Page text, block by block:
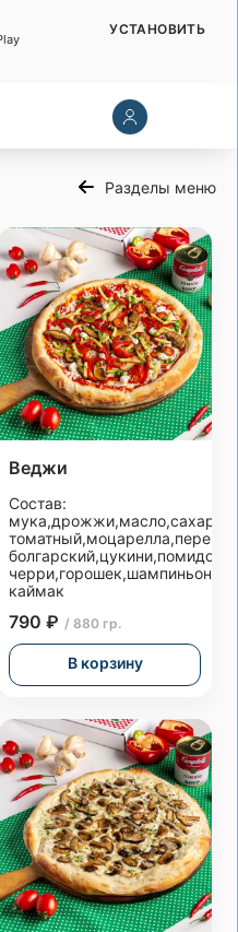
Разделы меню
Веджи
Состав:
томатный,моцарелла,перец
болгарский,цукини,помидоры
каймак
790 ₽ / 880 гр.
В корзину
УСТАНОВИТЬ